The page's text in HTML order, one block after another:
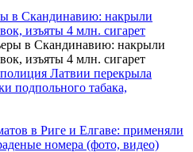
в Скандинавию: накрыли
изъяты 4 млн. сигарет
Латвии перекрыла
подпольного табака,
в Риге и Елгаве: применяли
номера (фото, видео)